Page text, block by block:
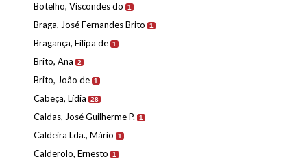
Botelho, Viscondes do 1
Braga, José Fernandes Brito 1
Bragança, Filipa de 1
Brito, Ana 2
Brito, João de 1
Cabeça, Lídia 28
Caldas, José Guilherme P. 1
Caldeira Lda., Mário 1
Calderolo, Ernesto 1